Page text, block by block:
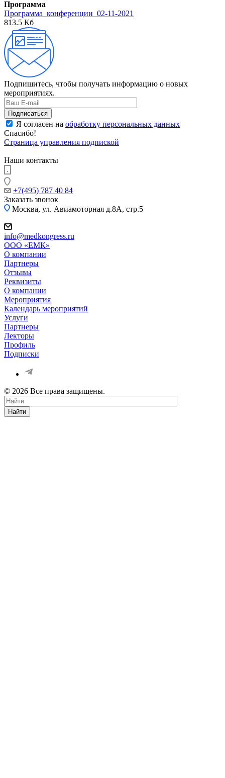
Программа
Программа_конференции_02-11-2021
813.5 Кб
Подпишитесь, чтобы получать информацию о новых
мероприятиях.
Я согласен на обработку персональных данных
Спасибо!
Страница управления подпиской
Наши контакты
+7(495) 787 40 84
Заказать звонок
Москва, ул. Авиамоторная д.8А, стр.5
info@medkongress.ru
OOO «ЕМК»
О компании
Партнеры
Отзывы
Реквизиты
О компании
Мероприятия
Календарь мероприятий
Услуги
Партнеры
Лекторы
Профиль
Подписки
© 2026 Все права защищены.
Найти